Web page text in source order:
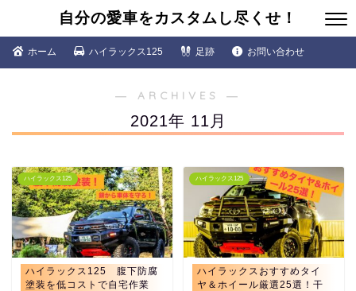
自分の愛車をカスタムし尽くせ！
ホーム ハイラックス125 足跡 お問い合わせ
― ARCHIVES ―
2021年 11月
ハイラックス125
ハイラックス125 腹下防腐
塗装を低コストで自宅作業
ハイラックス125
ハイラックスおすすめタイ
ヤ＆ホイール厳選25選！干